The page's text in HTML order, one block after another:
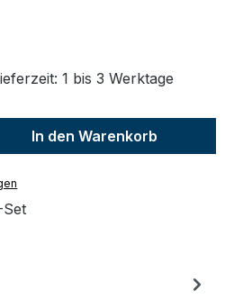
von 5 von 5 Sternen
1 bis 3 Werktage
Gib den
In den Warenkorb